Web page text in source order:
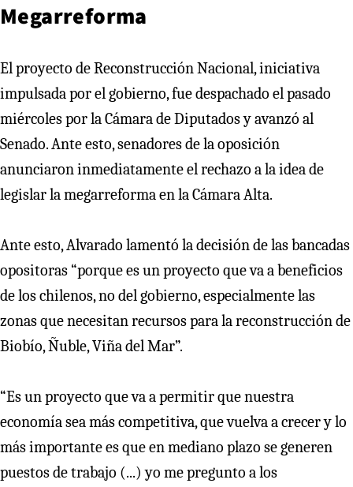
Megarreforma
El proyecto de Reconstrucción Nacional, iniciativa
impulsada por el gobierno, fue despachado el pasado
miércoles por la Cámara de Diputados y avanzó al
Senado. Ante esto, senadores de la oposición
anunciaron inmediatamente el rechazo a la idea de
legislar la megarreforma en la Cámara Alta.
Ante esto, Alvarado lamentó la decisión de las bancadas
opositoras “porque es un proyecto que va a beneficios
de los chilenos, no del gobierno, especialmente las
zonas que necesitan recursos para la reconstrucción de
Biobío, Ñuble, Viña del Mar”.
“Es un proyecto que va a permitir que nuestra
economía sea más competitiva, que vuelva a crecer y lo
más importante es que en mediano plazo se generen
puestos de trabajo (...) yo me pregunto a los